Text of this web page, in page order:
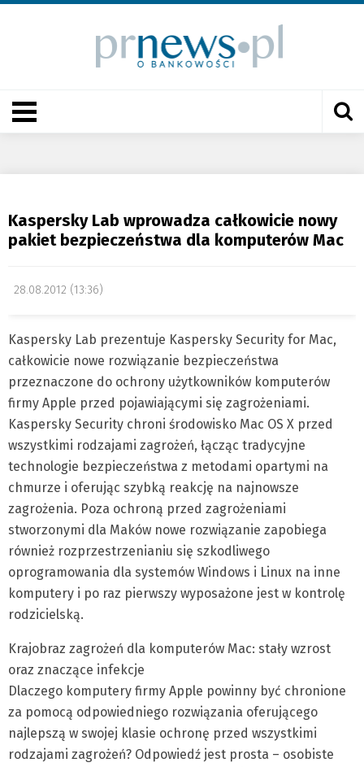
Kaspersky Lab wprowadza całkowicie nowy
pakiet bezpieczeństwa dla komputerów Mac
28.08.2012 (13:36)
Kaspersky Lab prezentuje Kaspersky Security for Mac,
całkowicie nowe rozwiązanie bezpieczeństwa
przeznaczone do ochrony użytkowników komputerów
firmy Apple przed pojawiającymi się zagrożeniami.
Kaspersky Security chroni środowisko Mac OS X przed
wszystkimi rodzajami zagrożeń, łącząc tradycyjne
technologie bezpieczeństwa z metodami opartymi na
chmurze i oferując szybką reakcję na najnowsze
zagrożenia. Poza ochroną przed zagrożeniami
stworzonymi dla Maków nowe rozwiązanie zapobiega
również rozprzestrzenianiu się szkodliwego
oprogramowania dla systemów Windows i Linux na inne
komputery i po raz pierwszy wyposażone jest w kontrolę
rodzicielską.
Krajobraz zagrożeń dla komputerów Mac: stały wzrost
oraz znaczące infekcje
Dlaczego komputery firmy Apple powinny być chronione
za pomocą odpowiedniego rozwiązania oferującego
najlepszą w swojej klasie ochronę przed wszystkimi
rodzajami zagrożeń? Odpowiedź jest prosta – osobiste